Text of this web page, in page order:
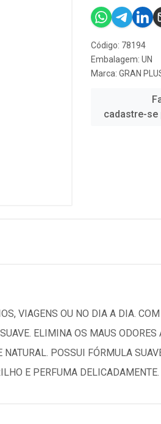
Código: 78194
Embalagem: UN
Marca: GRAN
cadastre-se
VIAGENS OU NO DIA A DIA.
ELIMINA OS MAUS
POSSUI FÓRMULA
E PERFUMA DELICADAMENTE.